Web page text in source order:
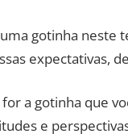
gotinha neste
expectativas,
for a gotinha que
e